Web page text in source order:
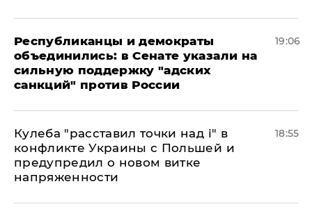
Республиканцы и демократы
объединились: в Сенате указали на
сильную поддержку "адских
санкций" против России
19:06
Кулеба "расставил точки над і" в
конфликте Украины с Польшей и
предупредил о новом витке
напряженности
18:55